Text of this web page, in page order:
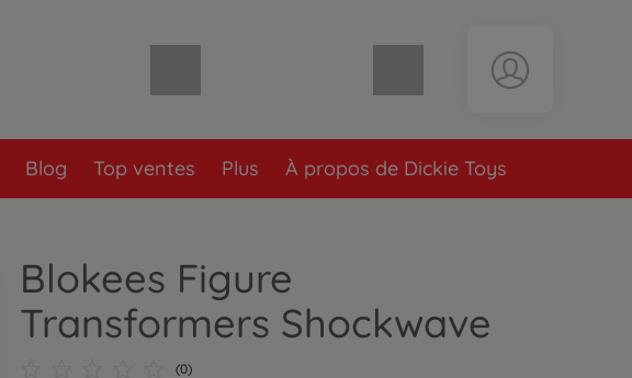
Blog Top ventes Plus À propos de Dickie Toys
Blokees Figure
Transformers Shockwave
(0)